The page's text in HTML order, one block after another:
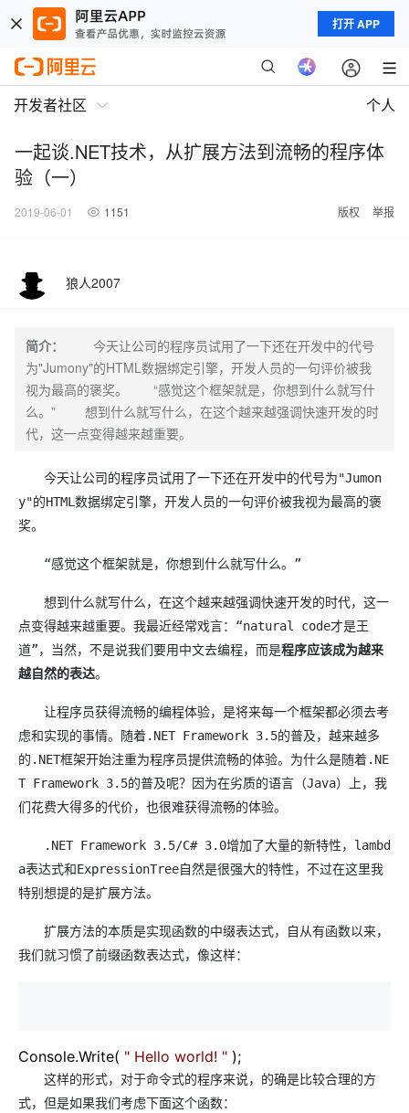
打开 APP
开发者社区 个人
一起谈.NET技术，从扩展方法到流畅的程序体
验（一）
2019-06-01 1151 版权 举报
狼人2007
简介：
今天让公司的程序员试用了一下还在开发中的代号
为"Jumony"的HTML数据绑定引擎，开发人员的一句评价被我
视为最高的褒奖。 “感觉这个框架就是，你想到什么就写什
么。” 想到什么就写什么，在这个越来越强调快速开发的时
代，这一点变得越来越重要。
今天让公司的程序员试用了一下还在开发中的代号为"Jumon
y"的HTML数据绑定引擎，开发人员的一句评价被我视为最高的褒
奖。
“感觉这个框架就是，你想到什么就写什么。”
想到什么就写什么，在这个越来越强调快速开发的时代，这一
点变得越来越重要。我最近经常戏言：“natural code才是王
道”，当然，不是说我们要用中文去编程，而是程序应该成为越来
越自然的表达。
让程序员获得流畅的编程体验，是将来每一个框架都必须去考
虑和实现的事情。随着.NET Framework 3.5的普及，越来越多
的.NET框架开始注重为程序员提供流畅的体验。为什么是随着.NE
T Framework 3.5的普及呢？因为在劣质的语言（Java）上，我
们花费大得多的代价，也很难获得流畅的体验。
.NET Framework 3.5/C# 3.0增加了大量的新特性，lambd
a表达式和ExpressionTree自然是很强大的特性，不过在这里我
特别想提的是扩展方法。
扩展方法的本质是实现函数的中缀表达式，自从有函数以来，
我们就习惯了前缀函数表达式，像这样：
Console.Write( " Hello world! " );
这样的形式，对于命令式的程序来说，的确是比较合理的方
式，但是如果我们考虑下面这个函数：